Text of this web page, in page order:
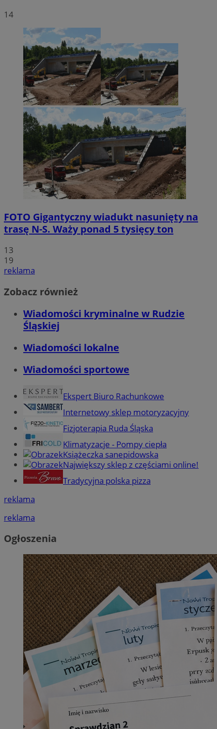
14
FOTO Gigantyczny wiadukt nasunięty na
trasę N-S. Waży ponad 5 tysięcy ton
13
19
reklama
Zobacz również
Wiadomości kryminalne w Rudzie
Śląskiej
Wiadomości lokalne
Wiadomości sportowe
Ekspert Biuro Rachunkowe
Internetowy sklep motoryzacyjny
Fizjoterapia Ruda Śląska
Klimatyzacje - Pompy ciepła
Książeczka sanepidowska
Największy sklep z częściami online!
Tradycyjna polska pizza
reklama
reklama
Ogłoszenia